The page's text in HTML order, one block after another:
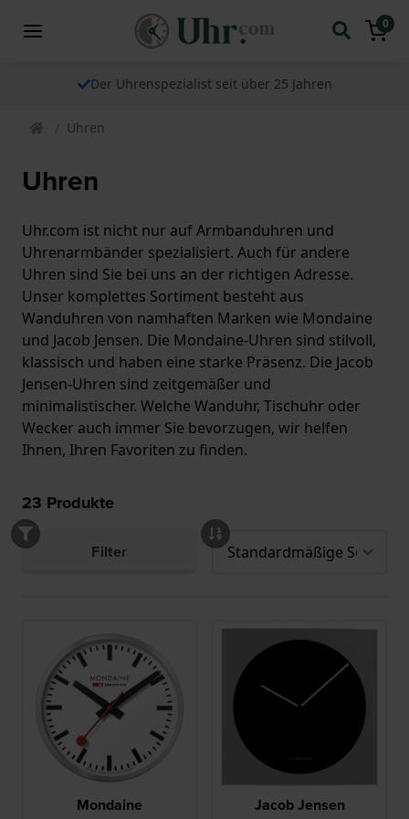
0
Der Uhrenspezialist seit über 25 Jahren
Uhren
Uhren
Uhr.com ist nicht nur auf Armbanduhren und
Uhrenarmbänder spezialisiert. Auch für andere
Uhren sind Sie bei uns an der richtigen Adresse.
Unser komplettes Sortiment besteht aus
Wanduhren von namhaften Marken wie Mondaine
und Jacob Jensen. Die Mondaine-Uhren sind stilvoll,
klassisch und haben eine starke Präsenz. Die Jacob
Jensen-Uhren sind zeitgemäßer und
minimalistischer. Welche Wanduhr, Tischuhr oder
Wecker auch immer Sie bevorzugen, wir helfen
Ihnen, Ihren Favoriten zu finden.
23 Produkte
Filter
Mondaine Jacob Jensen